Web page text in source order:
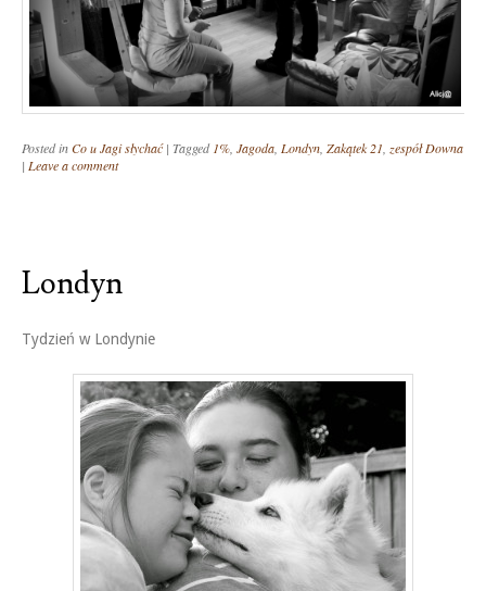
Posted inCo u Jagi słychać | Tagged 1% Jagoda Londyn Zakątek 21 zespół Downa
| Leave a comment
Londyn
Tydzień w Londynie